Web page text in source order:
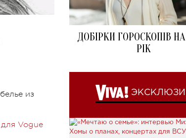
из
Vogue
ДОБІРКИ ГОРОСКОПІВ
РІК